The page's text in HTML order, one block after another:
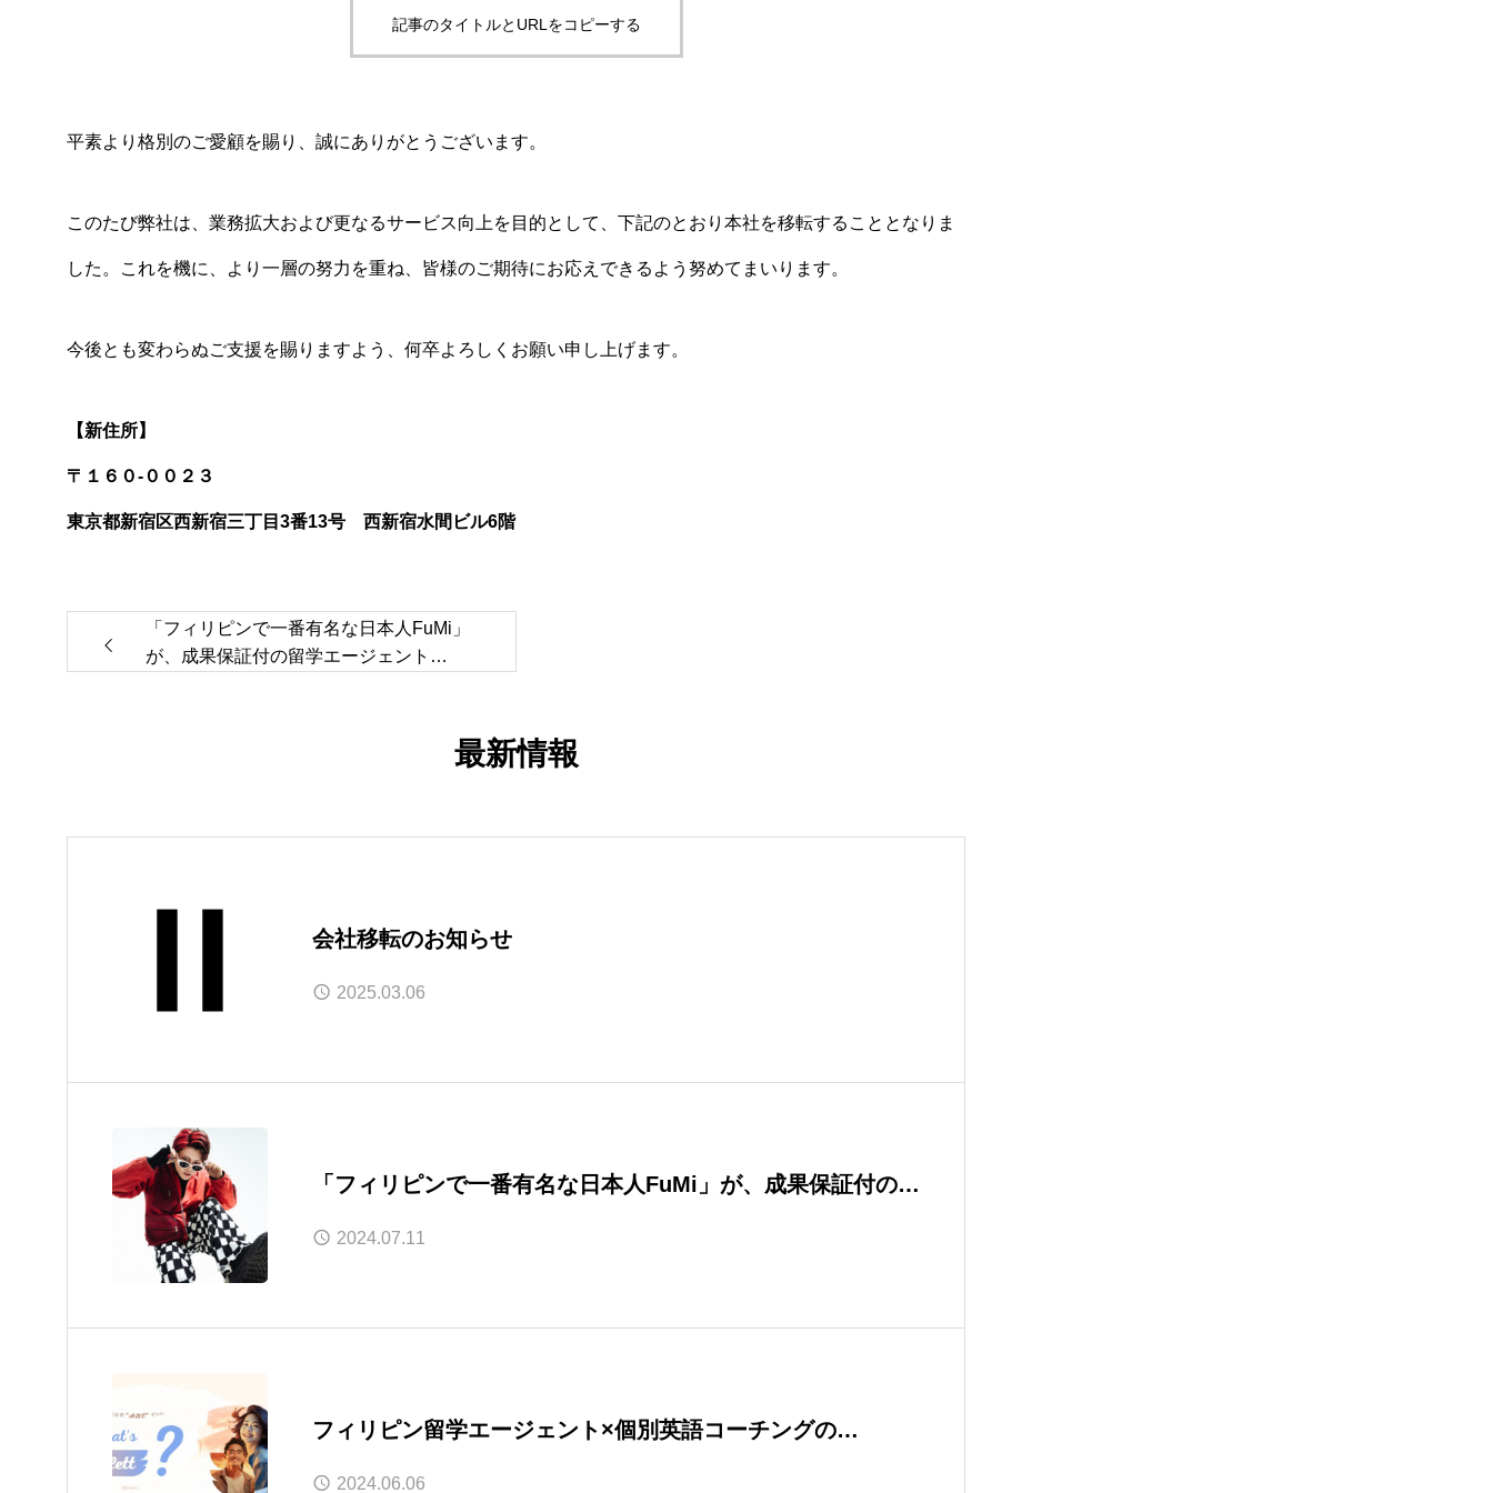
記事のタイトルとURLをコピーする
平素より格別のご愛顧を賜り、誠にありがとうございます。
このたび弊社は、業務拡大および更なるサービス向上を目的として、下記のとおり本社を移転することとなりま
した。これを機に、より一層の努力を重ね、皆様のご期待にお応えできるよう努めてまいります。
今後とも変わらぬご支援を賜りますよう、何卒よろしくお願い申し上げます。
【新住所】
〒１６０-００２３
東京都新宿区西新宿三丁目3番13号 西新宿水間ビル6階
「フィリピンで一番有名な日本人FuMi」
が、成果保証付の留学エージェント
最新情報
会社移転のお知らせ
2025.03.06
「フィリピンで一番有名な日本人FuMi」が、成果保証付の留
学エージェント『Palett（パレット）』のアンバサダーに就
2024.07.11
フィリピン留学エージェント×個別英語コーチングの
「Palett」が、学生応援向けプランの提供を開始！
2024.06.06